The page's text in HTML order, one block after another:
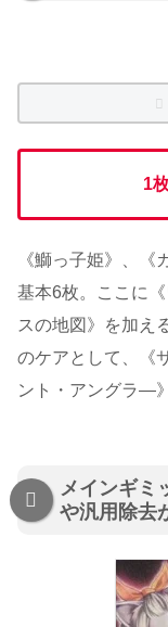
1
《鰤っ子姫》、
基本6枚。ここに
スの地図》を加え
のケアとして、《
ント・アングラ―
メインギミ
や汎用除去